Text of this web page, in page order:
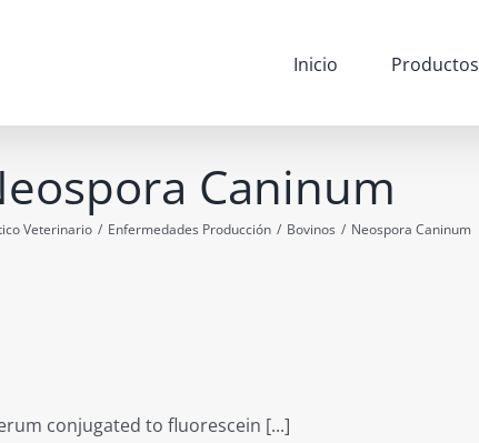
Inicio Productos
Caninum
Veterinario / Enfermedades Producción / Bovinos / Neospora Caninum
conjugated to fluorescein [...]